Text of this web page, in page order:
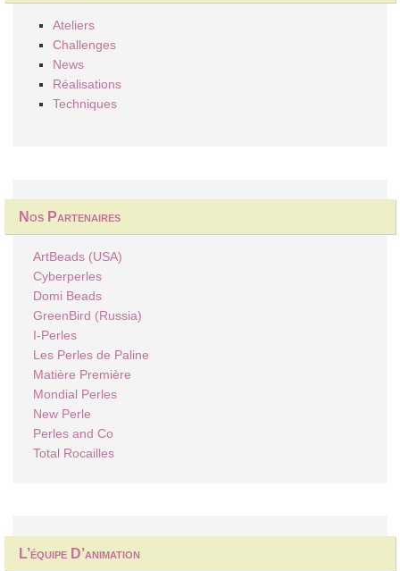
Ateliers
Challenges
News
Réalisations
Techniques
Nos Partenaires
ArtBeads (USA)
Cyberperles
Domi Beads
GreenBird (Russia)
I-Perles
Les Perles de Paline
Matière Première
Mondial Perles
New Perle
Perles and Co
Total Rocailles
L’équipe D’animation